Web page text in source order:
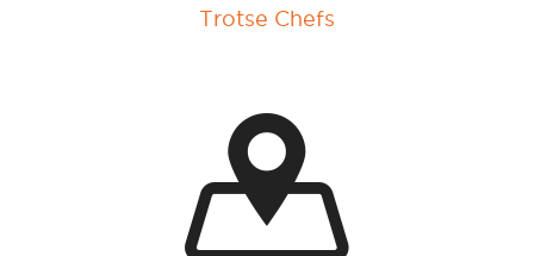
Trotse Chefs